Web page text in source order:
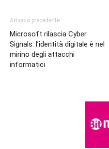
Articolo precedente
Microsoft rilascia Cyber
Signals: l’identità digitale è nel
mirino degli attacchi
informatici